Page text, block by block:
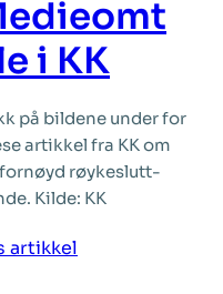
i KK
på bildene under for
artikkel fra KK om
røykeslutt-
Kilde: KK
artikkel